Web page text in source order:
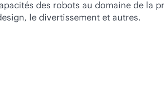
des robots au domaine de la
le divertissement et autres.